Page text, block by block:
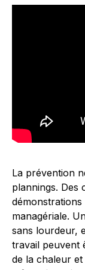
La prévention
plannings. Des
démonstrations
managériale.
sans lourdeur,
travail peuvent
de la chaleur